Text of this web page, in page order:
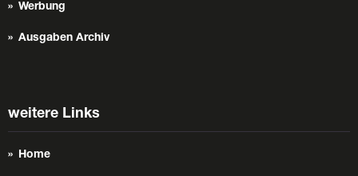
Werbung
Ausgaben Archiv
weitere Links
Home